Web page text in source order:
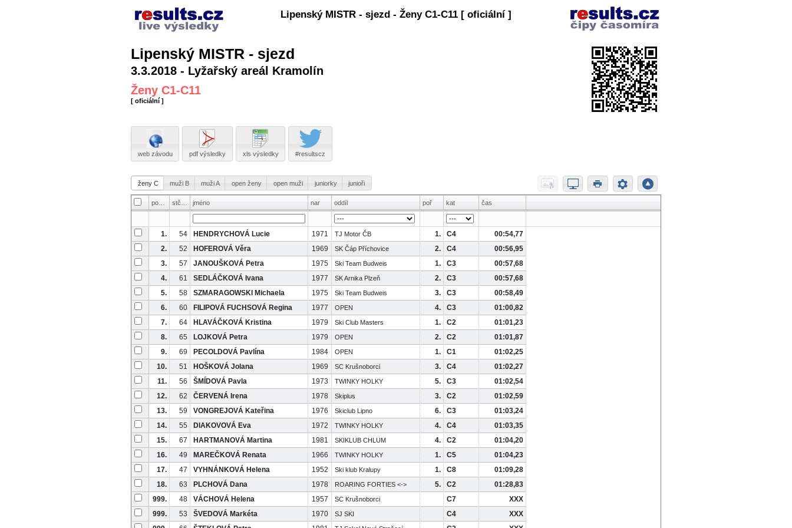
Lipenský MISTR - sjezd - Ženy C1-C11 [ oficiální ]
Lipenský MISTR - sjezd
3.3.2018 - Lyžařský areál Kramolín
Ženy C1-C11
[ oficiální ]
web závodu pdf výsledky xls výsledky #resultscz
ženy C muži B muži A open ženy open muži juniorky junioři
jméno nar oddíl poř kat čas
1. 54 HENDRYCHOVÁ Lucie 1971 TJ Motor ČB 1. C4
00:54,77
2.
52 HOFEROVÁ Věra 1969 SK Čáp Příchovice 2. C4
00:56,95
3.
57 JANOUŠKOVÁ Petra 1975 Ski Team Budweis 1. C3
00:57,68
4.
61 SEDLÁČKOVÁ Ivana 1977 SK Arnika Plzeň 2. C3
00:57,68
5.
58 SZMARAGOWSKI Michaela 1975 Ski Team Budweis 3. C3
00:58,49
6.
60 FILIPOVÁ FUCHSOVÁ Regina 1977 OPEN 4. C3
01:00,82
7.
64 HLAVÁČKOVÁ Kristina 1979 Ski Club Masters 1. C2
01:01,23
8.
65 LOJKOVÁ Petra 1979 OPEN 2. C2
01:01,87
9.
69 PECOLDOVÁ Pavlína 1984 OPEN 1. C1
01:02,25
10.
51 HOŠKOVÁ Jolana 1969 SC Krušnoborci 3. C4
01:02,27
11.
56 ŠMÍDOVÁ Pavla 1973 TWINKY HOLKY 5. C3
01:02,54
12.
62 ČERVENÁ Irena 1978 Skiplus 3. C2
01:02,59
13.
59 VONGREJOVÁ Kateřina 1976 Skiclub Lipno 6. C3
01:03,24
14.
55 DIAKOVOVÁ Eva 1972 TWINKY HOLKY 4. C4
01:03,35
15.
67 HARTMANOVÁ Martina 1981 SKIKLUB CHLUM 4. C2
01:04,20
16.
49 MAREČKOVÁ Renata 1966 TWINKY HOLKY 1. C5
01:04,23
17.
47 VYHNÁNKOVÁ Helena 1952 Ski klub Kralupy 1. C8
01:09,28
18.
63 PLCHOVÁ Dana 1978 ROARING FORTIES <-> 5. C2
01:28,83
999.
48 VÁCHOVÁ Helena 1957 SC Krušnoborci C7
XXX
999.
53 ŠVEDOVÁ Markéta 1970 SJ SKI C4
XXX